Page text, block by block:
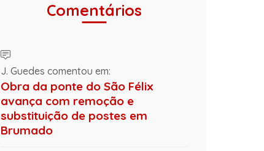
Comentários
J. Guedes comentou em:
Obra da ponte do São Félix
avança com remoção e
substituição de postes em
Brumado